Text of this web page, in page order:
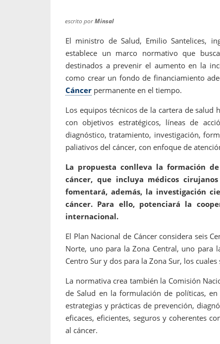
escrito porMinsal
El ministro de Salud, Emilio Santelices,
establece un marco normativo que
destinados a prevenir el aumento en la
como crear un fondo de financiamiento
Cáncer permanente en el tiempo.
Los equipos técnicos de la cartera de salud
con objetivos estratégicos, líneas de
diagnóstico, tratamiento, investigación,
paliativos del cáncer, con enfoque de
La propuesta conlleva la formación
cáncer, que incluya médicos
fomentará, además, la investigación
cáncer. Para ello, potenciará la
internacional.
El Plan Nacional de Cáncer considera seis
Norte, uno para la Zona Central, uno para
Centro Sur y dos para la Zona Sur, los
La normativa crea también la Comisión
de Salud en la formulación de políticas,
estrategias y prácticas de prevención,
eficaces, eficientes, seguros y coherentes
al cáncer.